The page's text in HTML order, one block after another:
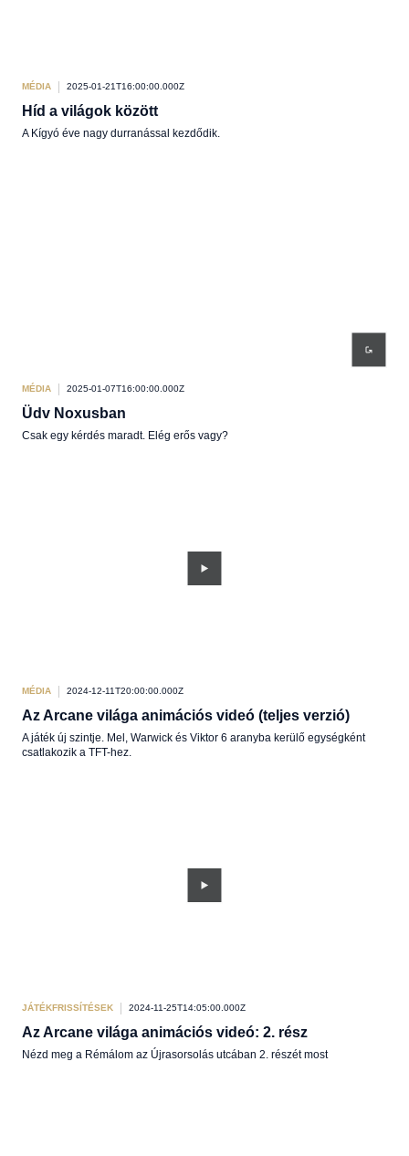
MÉDIA 2025-01-21T16:00:00.000Z
Híd a világok között
A Kígyó éve nagy durranással kezdődik.
MÉDIA 2025-01-07T16:00:00.000Z
Üdv Noxusban
Csak egy kérdés maradt. Elég erős vagy?
MÉDIA 2024-12-11T20:00:00.000Z
Az Arcane világa animációs videó (teljes verzió)
A játék új szintje. Mel, Warwick és Viktor 6 aranyba kerülő egységként
csatlakozik a TFT-hez.
JÁTÉKFRISSÍTÉSEK 2024-11-25T14:05:00.000Z
Az Arcane világa animációs videó: 2. rész
Nézd meg a Rémálom az Újrasorsolás utcában 2. részét most